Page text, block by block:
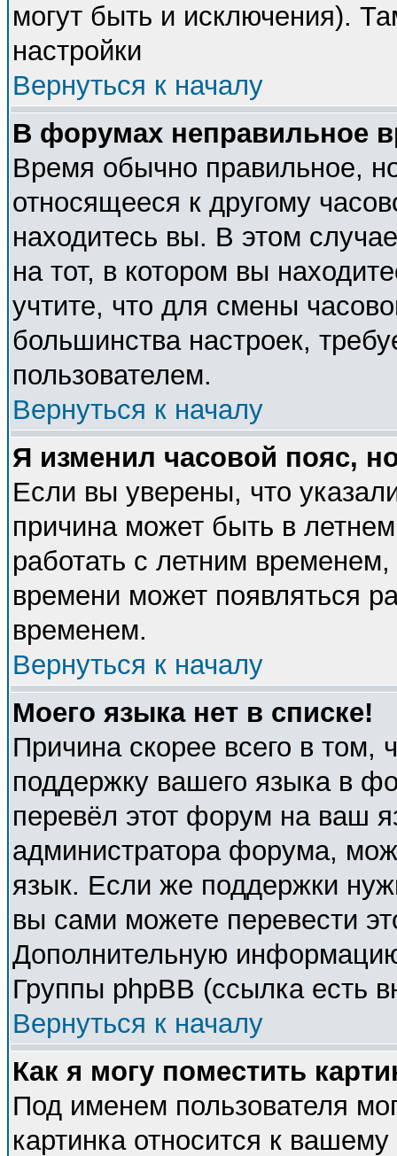
могут быть и исключения).
настройки
Вернуться к началу
В форумах неправильное
Время обычно правильное,
относящееся к другому
находитесь вы. В этом
на тот, в котором вы
учтите, что для смены
большинства настроек,
пользователем.
Вернуться к началу
Я изменил часовой пояс,
Если вы уверены, что
причина может быть в
работать с летним временем,
времени может появляться
временем.
Вернуться к началу
Моего языка нет в списке!
Причина скорее всего в том,
поддержку вашего языка в
перевёл этот форум на ваш
администратора форума,
язык. Если же поддержки
вы сами можете перевести
Дополнительную
Группы phpBB (ссылка есть
Вернуться к началу
Как я могу поместить
Под именем пользователя
картинка относится к